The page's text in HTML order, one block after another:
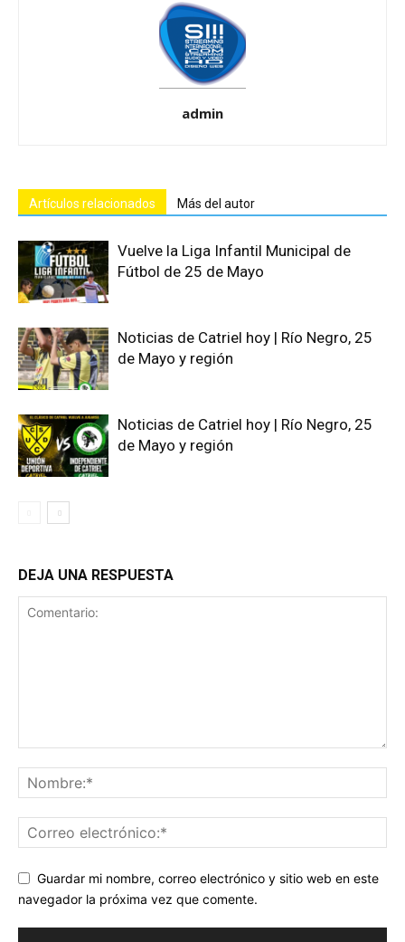
admin
Artículos relacionados Más del autor
Vuelve la Liga Infantil Municipal de
Fútbol de 25 de Mayo
Noticias de Catriel hoy | Río Negro, 25
de Mayo y región
Noticias de Catriel hoy | Río Negro, 25
de Mayo y región
DEJA UNA RESPUESTA
Guardar mi nombre, correo electrónico y sitio web en este
navegador la próxima vez que comente.